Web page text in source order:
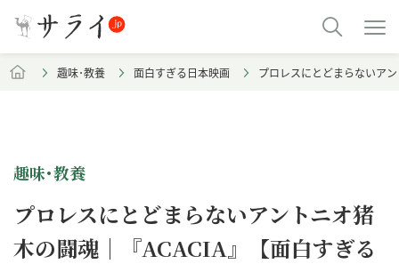
趣味･教養 面白すぎる日本映画 プロレスにとどまらないア
趣味･教養
プロレスにとどまらないアントニオ猪
木の闘魂｜『ACACIA』【面白すぎる